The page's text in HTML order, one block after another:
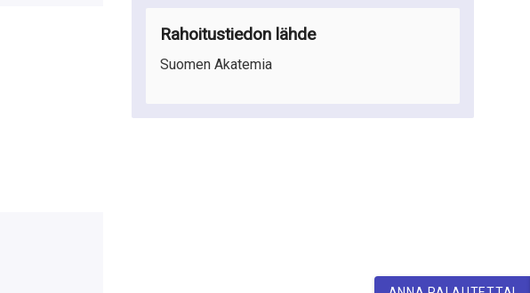
Rahoitustiedon lähde
Suomen Akatemia